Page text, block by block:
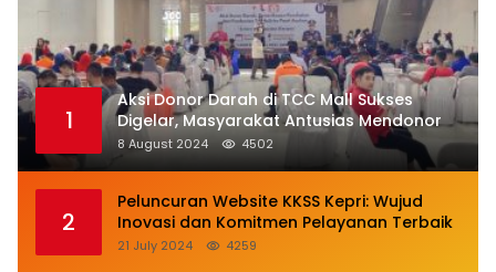
1
Aksi Donor Darah di TCC Mall Sukses
Digelar, Masyarakat Antusias Mendonor
8 August 2024 4502
2
Peluncuran Website KKSS Kepri: Wujud
Inovasi dan Komitmen Pelayanan Terbaik
21 July 2024 4259